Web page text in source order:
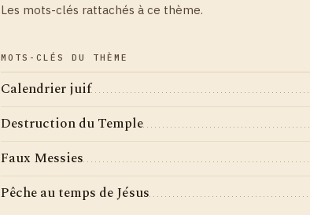
Les mots-clés rattachés à ce thème.
MOTS-CLÉS DU THÈME
Calendrier juif
Destruction du Temple
Faux Messies
Pêche au temps de Jésus